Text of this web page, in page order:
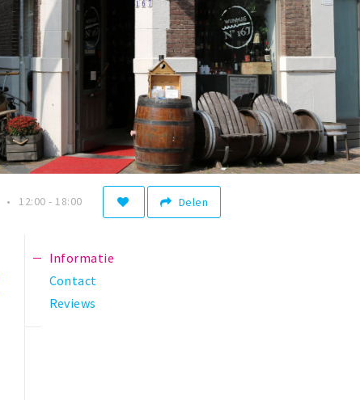
Delen
12:00 - 18:00
Informatie
Contact
Reviews